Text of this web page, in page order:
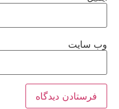
وب‌ سایت